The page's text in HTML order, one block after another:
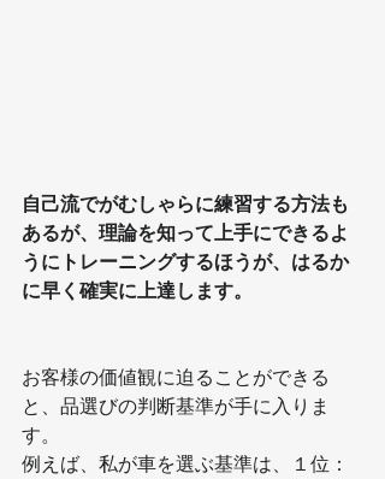
自己流でがむしゃらに練習する方法も
あるが、理論を知って上手にできるよ
うにトレーニングするほうが、はるか
に早く確実に上達します。
お客様の価値観に迫ることができる
と、品選びの判断基準が手に入りま
す。
例えば、私が車を選ぶ基準は、１位：